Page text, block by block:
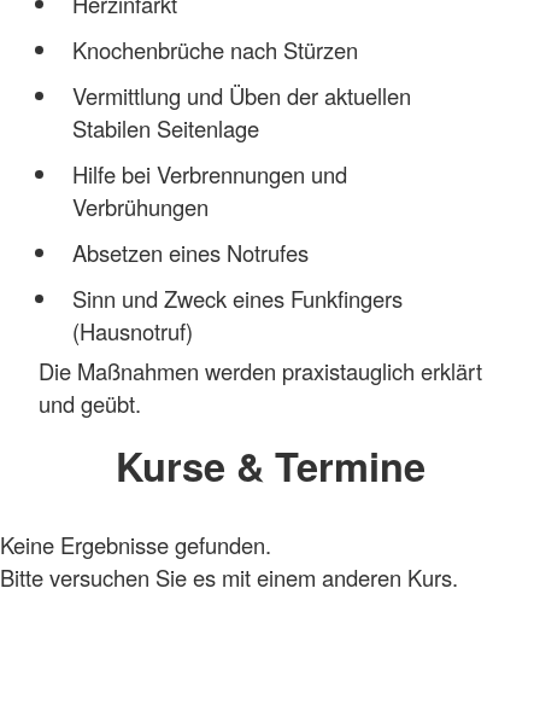
Knochenbrüche nach Stürzen
Vermittlung und Üben der aktuellen
Stabilen Seitenlage
Hilfe bei Verbrennungen und
Verbrühungen
Absetzen eines Notrufes
Sinn und Zweck eines Funkfingers
(Hausnotruf)
Die Maßnahmen werden praxistauglich erklärt
und geübt.
Kurse & Termine
Keine Ergebnisse gefunden.
Bitte versuchen Sie es mit einem anderen Kurs.